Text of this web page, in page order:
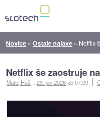
Novice »Ostale najave » Netflix
Netflix še zaostruje
Matej Huš ::29. jun 2026ob 07:09